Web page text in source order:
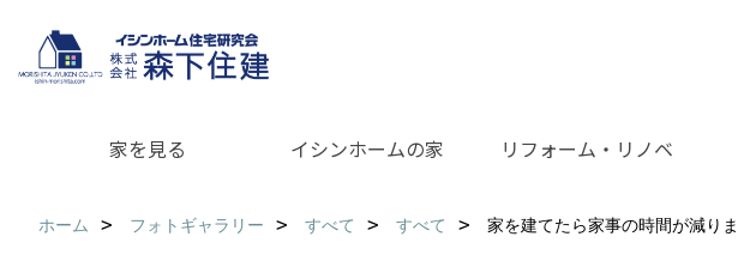
家を見る イシンホームの家 リフォーム・リノベ
ホーム フォトギャラリー すべて すべて 家を建てたら家事の時間が減り